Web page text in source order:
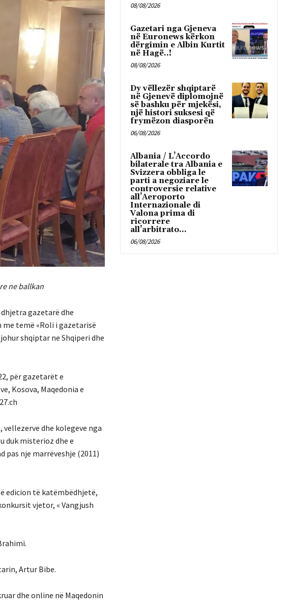
ne ballkan
gazetarë dhe
temë «Roli i gazetarisë
shqiptar ne Shqiperi dhe
për gazetarët e
Kosova, Maqedonia e
dhe kolegeve nga
duk misterioz dhe e
pas nje marrëveshje (2011)
edicion të katëmbëdhjetë,
vjetor, « Vangjush
Artur Bibe.
dhe online në Maqedonin
08/08/2026
Gazetari nga Gjeneva
në Euronews kërkon
dërgimin e Albin Kurtit
në Hagë..!
08/08/2026
Dy vëllezër shqiptarë
në Gjenevë diplomojnë
së bashku për mjekësi,
një histori suksesi që
frymëzon diasporën
06/08/2026
Albania / L’Accordo
bilaterale tra Albania e
Svizzera obbliga le
parti a negoziare le
controversie relative
all’Aeroporto
Internazionale di
Valona prima di
ricorrere
all’arbitrato...
06/08/2026